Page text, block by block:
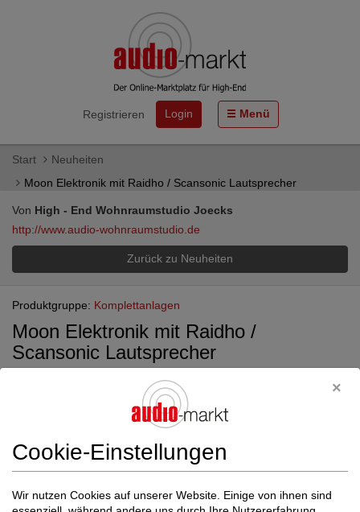
Registrieren Login Menü
Start
Neuheiten
Moon Elektronik mit Raidho / Scansonic Lautsprecher
Von High - End Wohnraumstudio Joecks
http://www.audio-wohnraumstudio.de
Zurück zu Neuheiten
Produktgruppe: Komplettanlagen
Moon Elektronik mit Raidho /
Scansonic Lautsprecher
Cookie-Einstellungen
Wir nutzen Cookies auf unserer Website. Einige von ihnen sind